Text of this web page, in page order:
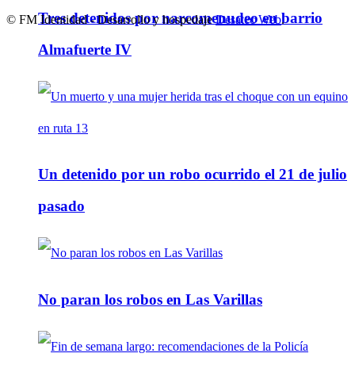
Tres detenidos por narcomenudeo en barrio
Almafuerte IV
Un detenido por un robo ocurrido el 21 de julio
pasado
No paran los robos en Las Varillas
© FM Identidad - Desarrollo y hospedajeDesatec Web.